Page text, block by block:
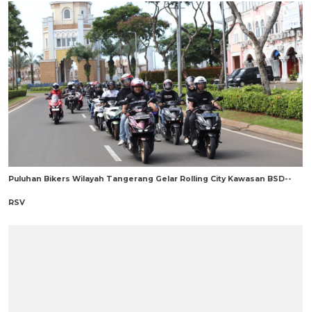
Puluhan Bikers Wilayah Tangerang Gelar Rolling City Kawasan BSD--
RSV